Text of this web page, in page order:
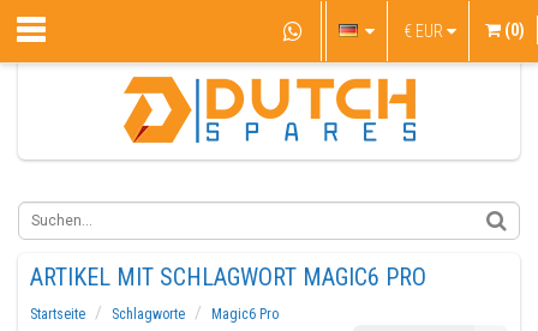
€ EUR (0)
ARTIKEL MIT SCHLAGWORT MAGIC6 PRO
Startseite Schlagworte
Magic6 Pro